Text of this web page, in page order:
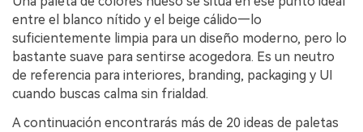
entre el blanco nítido y el beige cálido—lo
suficientemente limpia para un diseño moderno, pero lo
bastante suave para sentirse acogedora. Es un neutro
de referencia para interiores, branding, packaging y UI
cuando buscas calma sin frialdad.
A continuación encontrarás más de 20 ideas de paletas